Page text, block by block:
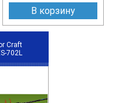
В корзину
Craft
702L